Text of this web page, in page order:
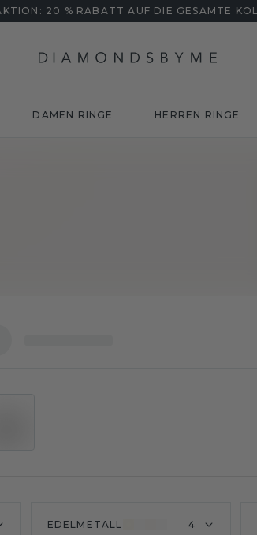
20 % RABATT AUF DIE GESAMTE
DAMEN RINGE HERREN RINGE
EDELMETALL 4